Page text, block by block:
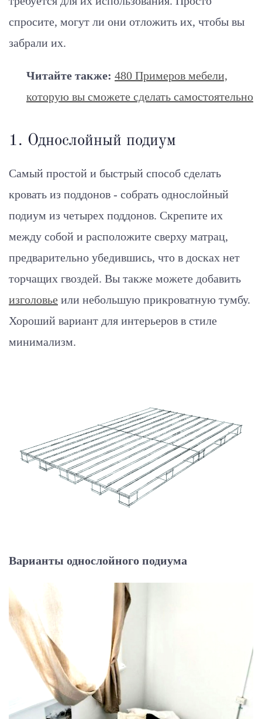
спросите, могут ли они отложить их, чтобы вы
забрали их.
Читайте также: 480 Примеров мебели,
которую вы сможете сделать самостоятельно
1. Однослойный подиум
Самый простой и быстрый способ сделать
кровать из поддонов - собрать однослойный
подиум из четырех поддонов. Скрепите их
между собой и расположите сверху матрац,
предварительно убедившись, что в досках нет
торчащих гвоздей. Вы также можете добавить
изголовье или небольшую прикроватную тумбу.
Хороший вариант для интерьеров в стиле
минимализм.
Варианты однослойного подиума